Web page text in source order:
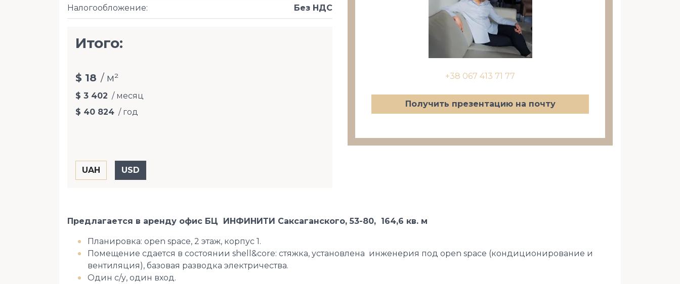
Налогообложение: Без НДС
Итого:
$ 18 / м²
$ 3 402 / месяц
$ 40 824 / год
+38 067 413 71 77
Получить презентацию на почту
Предлагается в аренду офис БЦ ИНФИНИТИ Саксаганского, 53-80, 164,6 кв. м
Планировка: open space, 2 этаж, корпус 1.
Помещение сдается в состоянии shell&core: стяжка, установлена инженерия под open space (кондиционирование и
вентиляция), базовая разводка электричества.
Один с/у, один вход.